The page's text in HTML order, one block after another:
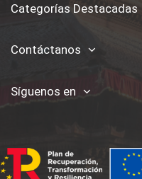
Categorías Destacadas
Contáctanos
Síguenos en